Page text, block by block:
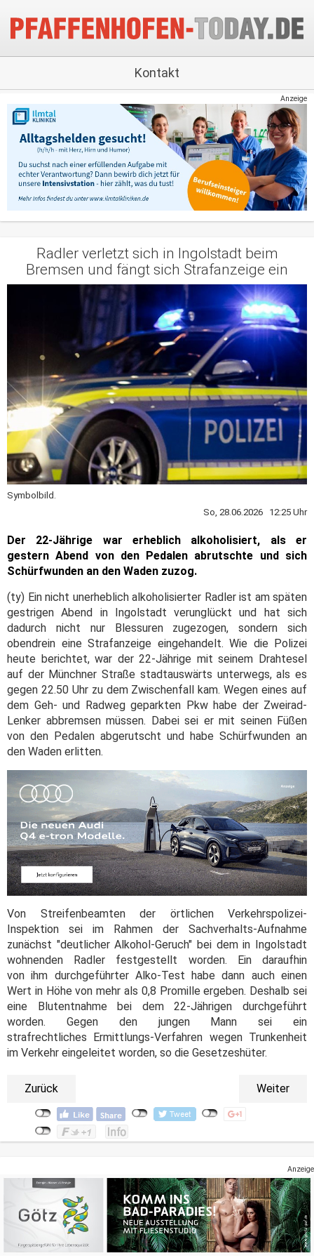
Kontakt
Anzeige
Radler verletzt sich in Ingolstadt beim
Bremsen und fängt sich Strafanzeige ein
Symbolbild.
So, 28.06.2026 12:25 Uhr
Der 22-Jährige war erheblich alkoholisiert, als er
gestern Abend von den Pedalen abrutschte und sich
Schürfwunden an den Waden zuzog.
(ty) Ein nicht unerheblich alkoholisierter Radler ist am späten
gestrigen Abend in Ingolstadt verunglückt und hat sich
dadurch nicht nur Blessuren zugezogen, sondern sich
obendrein eine Strafanzeige eingehandelt. Wie die Polizei
heute berichtet, war der 22-Jährige mit seinem Drahtesel
auf der Münchner Straße stadtauswärts unterwegs, als es
gegen 22.50 Uhr zu dem Zwischenfall kam. Wegen eines auf
dem Geh- und Radweg geparkten Pkw habe der Zweirad-
Lenker abbremsen müssen. Dabei sei er mit seinen Füßen
von den Pedalen abgerutscht und habe Schürfwunden an
den Waden erlitten.
Von Streifenbeamten der örtlichen Verkehrspolizei-
Inspektion sei im Rahmen der Sachverhalts-Aufnahme
zunächst "deutlicher Alkohol-Geruch" bei dem in Ingolstadt
wohnenden Radler festgestellt worden. Ein daraufhin
von ihm durchgeführter Alko-Test habe dann auch einen
Wert in Höhe von mehr als 0,8 Promille ergeben. Deshalb sei
eine Blutentnahme bei dem 22-Jährigen durchgeführt
worden. Gegen den jungen Mann sei ein
strafrechtliches Ermittlungs-Verfahren wegen Trunkenheit
im Verkehr eingeleitet worden, so die Gesetzeshüter.
Zurück Weiter
Anzeige